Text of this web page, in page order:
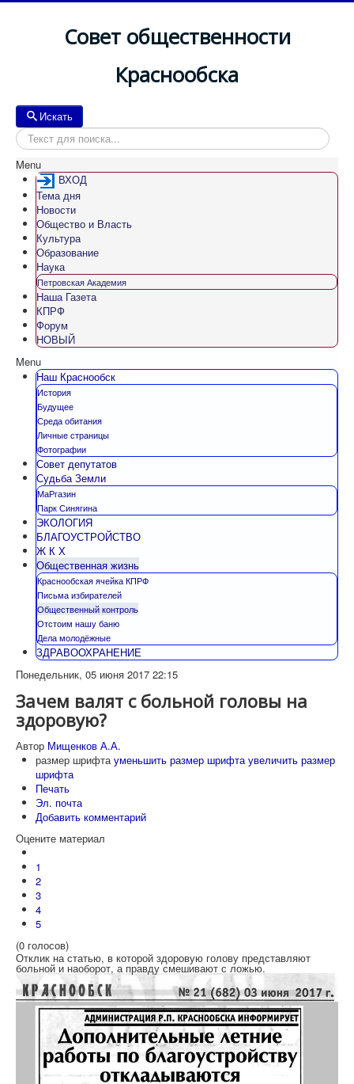
Совет общественности
Краснообска
Искать
Menu
ВХОД
Тема дня
Новости
Общество и Власть
Культура
Образование
Наука
Петровская Академия
Наша Газета
КПРФ
Форум
НОВЫЙ
Menu
Наш Краснообск
История
Будущее
Среда обитания
Личные страницы
Фотографии
Совет депутатов
Судьба Земли
МаРгазин
Парк Синягина
ЭКОЛОГИЯ
БЛАГОУСТРОЙСТВО
Ж К Х
Общественная жизнь
Краснообская ячейка КПРФ
Письма избирателей
Общественный контроль
Отстоим нашу баню
Дела молодёжные
ЗДРАВООХРАНЕНИЕ
Понедельник, 05 июня 2017 22:15
Зачем валят с больной головы на
здоровую?
Автор Мищенков А.А.
размер шрифта уменьшить размер шрифта увеличить размер
шрифта
Печать
Эл. почта
Добавить комментарий
Оцените материал
1
2
3
4
5
(0 голосов)
Отклик на статью, в которой здоровую голову представляют
больной и наоборот, а правду смешивают с ложью.